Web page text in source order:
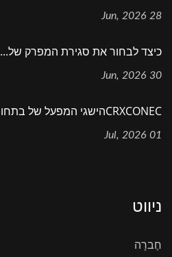
28 Jun, 2026
כיצד לבחור את סגירת המפרק של...
30 Jun, 2026
CRXCONECהישגי המפעל של בתחום ESG
01 Jul, 2026
ניווט
חֶברָה